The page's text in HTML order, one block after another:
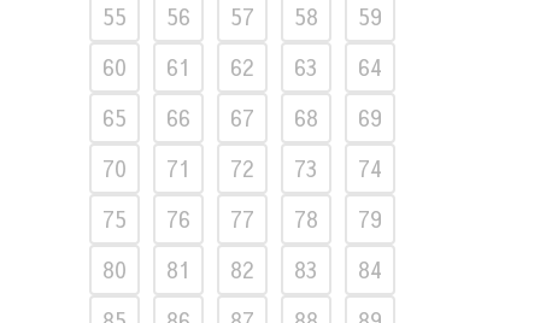
55
56 57 58
59
60
61 62 63
64
65
66 67 68
69
70
71 72 73
74
75
76 77 78
79
80
81 82 83
84